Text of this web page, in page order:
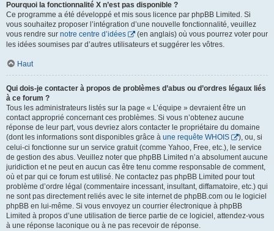
Pourquoi la fonctionnalité X n’est pas disponible ?
Ce programme a été développé et mis sous licence par phpBB Limited. Si
vous souhaitez proposer l’intégration d’une nouvelle fonctionnalité, veuillez
vous rendre sur notre centre d’idées
(en anglais) où vous pourrez voter pour
les idées soumises par d’autres utilisateurs et suggérer les vôtres.
Haut
Qui dois-je contacter à propos de problèmes d’abus ou d’ordres légaux liés
à ce forum ?
Tous les administrateurs listés sur la page « L’équipe » devraient être un
contact approprié concernant ces problèmes. Si vous n’obtenez aucune
réponse de leur part, vous devriez alors contacter le propriétaire du domaine
(dont les informations sont disponibles grâce à une requête WHOIS
), ou, si
celui-ci fonctionne sur un service gratuit (comme Yahoo, Free, etc.), le service
de gestion des abus. Veuillez noter que phpBB Limited n’a absolument aucune
juridiction et ne peut en aucun cas être tenu comme responsable de comment,
où et par qui ce forum est utilisé. Ne contactez pas phpBB Limited pour tout
problème d’ordre légal (commentaire incessant, insultant, diffamatoire, etc.) qui
ne sont pas directement reliés avec le site internet de phpBB.com ou le logiciel
phpBB en lui-même. Si vous envoyez un courrier électronique à phpBB
Limited à propos d’une utilisation de tierce partie de ce logiciel, attendez-vous
à une réponse laconique ou à ne pas recevoir de réponse.